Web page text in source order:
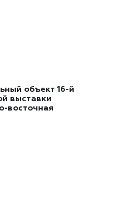
объект 16-й
выставки
восточная